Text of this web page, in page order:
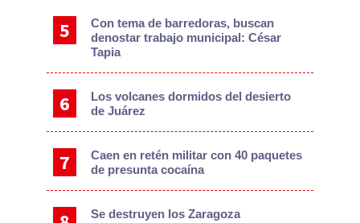
Con tema de barredoras, buscan
denostar trabajo municipal: César
Tapia
Los volcanes dormidos del desierto
de Juárez
Caen en retén militar con 40 paquetes
de presunta cocaína
Se destruyen los Zaragoza